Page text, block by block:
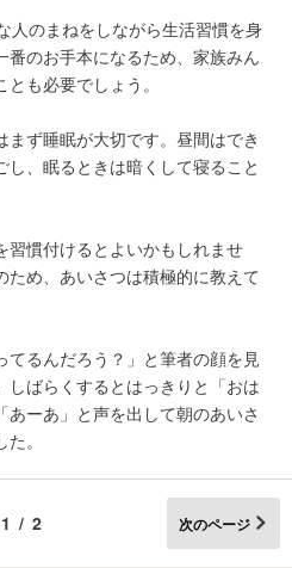
人のまねをしながら生活習慣を身
番のお手本になるため、家族みん
も必要でしょう。
ず睡眠が大切です。昼間はでき
、眠るときは暗くして寝ること
習慣付けるとよいかもしれませ
ため、あいさつは積極的に教えて
るんだろう？」と筆者の顔を見
しばらくするとはっきりと「おは
ーあ」と声を出して朝のあいさ
。
1/2 次のページ